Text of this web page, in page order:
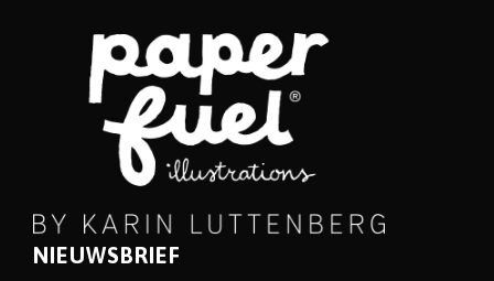
NIEUWSBRIEF